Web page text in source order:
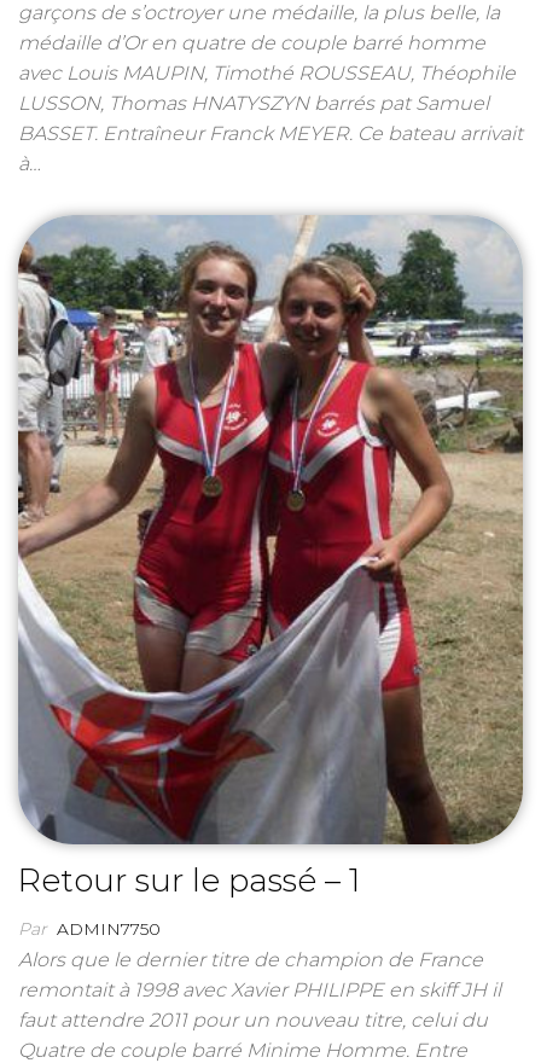
garçons de s’octroyer une médaille, la plus belle, la
médaille d’Or en quatre de couple barré homme
avec Louis MAUPIN, Timothé ROUSSEAU, Théophile
LUSSON, Thomas HNATYSZYN barrés pat Samuel
BASSET. Entraîneur Franck MEYER. Ce bateau arrivait
à…
Retour sur le passé – 1
Par ADMIN7750
Alors que le dernier titre de champion de France
remontait à 1998 avec Xavier PHILIPPE en skiff JH il
faut attendre 2011 pour un nouveau titre, celui du
Quatre de couple barré Minime Homme. Entre